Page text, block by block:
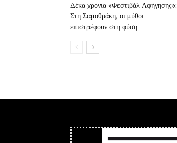
Δέκα χρόνια «Φεστιβάλ Αφήγησης»:
Στη Σαμοθράκη, οι μύθοι
επιστρέφουν στη φύση